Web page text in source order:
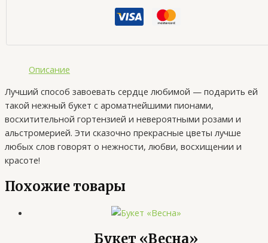
Описание
Лучший способ завоевать сердце любимой — подарить ей
такой нежный букет с ароматнейшими пионами,
восхитительной гортензией и невероятными розами и
альстромерией. Эти сказочно прекрасные цветы лучше
любых слов говорят о нежности, любви, восхищении и
красоте!
Похожие товары
Букет «Весна»